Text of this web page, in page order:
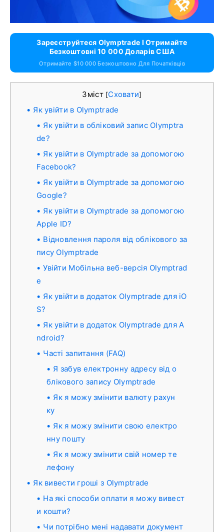
Зареєструйтеся Olymptrade І Отримайте
Безкоштовні 10 000 Доларів США
Отримайте $10 000 Безкоштовно Для Початківців
Зміст [Сховати]
Як увійти в Olymptrade
Як увійти в обліковий запис Olymptra
de?
Як увійти в Olymptrade за допомогою
Facebook?
Як увійти в Olymptrade за допомогою
Google?
Як увійти в Olymptrade за допомогою
Apple ID?
Відновлення пароля від облікового за
пису Olymptrade
Увійти Мобільна веб-версія Olymptrad
e
Як увійти в додаток Olymptrade для iO
S?
Як увійти в додаток Olymptrade для A
ndroid?
Часті запитання (FAQ)
Я забув електронну адресу від о
блікового запису Olymptrade
Як я можу змінити валюту рахун
ку
Як я можу змінити свою електро
нну пошту
Як я можу змінити свій номер те
лефону
Як вивести гроші з Olymptrade
На які способи оплати я можу вивест
и кошти?
Чи потрібно мені надавати документ